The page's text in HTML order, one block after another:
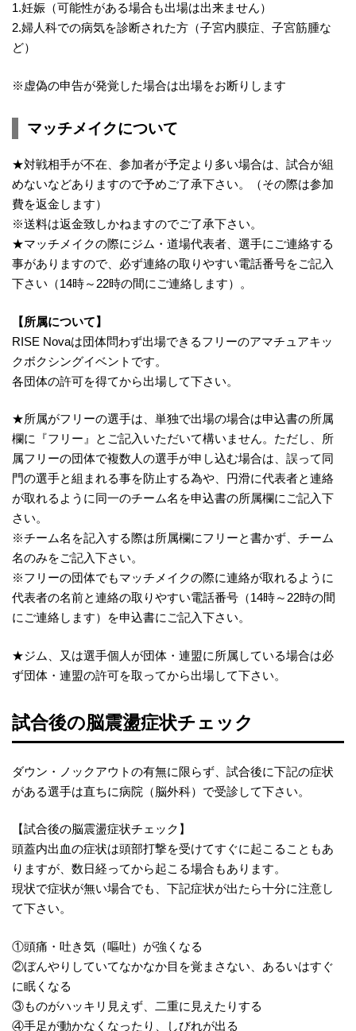
1.妊娠（可能性がある場合も出場は出来ません）
2.婦人科での病気を診断された方（子宮内膜症、子宮筋腫な
ど）
※虚偽の申告が発覚した場合は出場をお断りします
マッチメイクについて
★対戦相手が不在、参加者が予定より多い場合は、試合が組
めないなどありますので予めご了承下さい。（その際は参加
費を返金します）
※送料は返金致しかねますのでご了承下さい。
★マッチメイクの際にジム・道場代表者、選手にご連絡する
事がありますので、必ず連絡の取りやすい電話番号をご記入
下さい（14時～22時の間にご連絡します）。
【所属について】
RISE Novaは団体問わず出場できるフリーのアマチュアキッ
クボクシングイベントです。
各団体の許可を得てから出場して下さい。
★所属がフリーの選手は、単独で出場の場合は申込書の所属
欄に『フリー』とご記入いただいて構いません。ただし、所
属フリーの団体で複数人の選手が申し込む場合は、誤って同
門の選手と組まれる事を防止する為や、円滑に代表者と連絡
が取れるように同一のチーム名を申込書の所属欄にご記入下
さい。
※チーム名を記入する際は所属欄にフリーと書かず、チーム
名のみをご記入下さい。
※フリーの団体でもマッチメイクの際に連絡が取れるように
代表者の名前と連絡の取りやすい電話番号（14時～22時の間
にご連絡します）を申込書にご記入下さい。
★ジム、又は選手個人が団体・連盟に所属している場合は必
ず団体・連盟の許可を取ってから出場して下さい。
試合後の脳震盪症状チェック
ダウン・ノックアウトの有無に限らず、試合後に下記の症状
がある選手は直ちに病院（脳外科）で受診して下さい。
【試合後の脳震盪症状チェック】
頭蓋内出血の症状は頭部打撃を受けてすぐに起こることもあ
りますが、数日経ってから起こる場合もあります。
現状で症状が無い場合でも、下記症状が出たら十分に注意し
て下さい。
①頭痛・吐き気（嘔吐）が強くなる
②ぼんやりしていてなかなか目を覚まさない、あるいはすぐ
に眠くなる
③ものがハッキリ見えず、二重に見えたりする
④手足が動かなくなったり、しびれが出る